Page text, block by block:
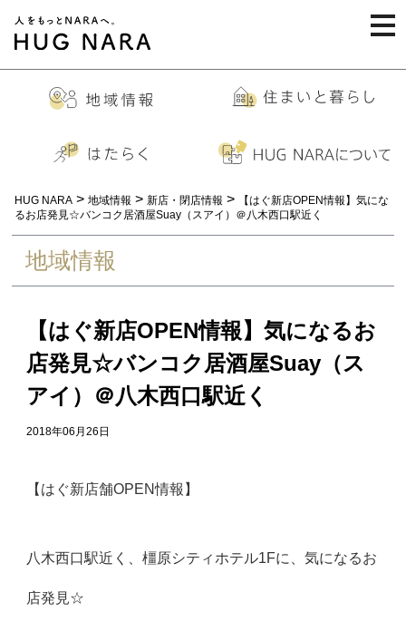
HUG NARA > 地域情報 > 新店・閉店情報 >
【はぐ新店OPEN情報】気にな
るお店発見☆バンコク居酒屋Suay（スアイ）＠八木西口駅近く
地域情報
【はぐ新店OPEN情報】気になるお
店発見☆バンコク居酒屋Suay（ス
アイ）＠八木西口駅近く
2018年06月26日
【はぐ新店舗OPEN情報】
八木西口駅近く、橿原シティホテル1Fに、気になるお
店発見☆